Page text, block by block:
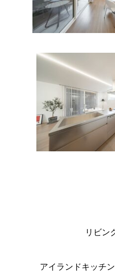
リビン
アイランドキッチ